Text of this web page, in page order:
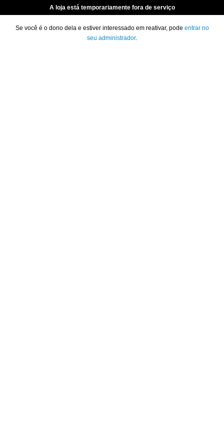
A loja está temporariamente fora de serviço
Se você é o dono dela e estiver interessado em reativar, pode entrar no
seu administrador.